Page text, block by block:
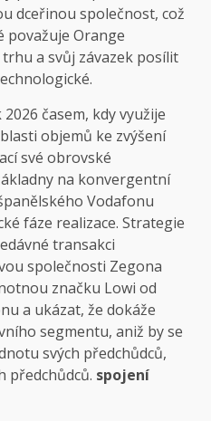
dceřinou společnost, což
považuje Orange
a svůj závazek posílit
časem, kdy využije
objemů ke zvýšení
své obrovské
na konvergentní
Vodafonu
fáze realizace. Strategie
transakci
společnosti Zegona
značku Lowi od
a ukázat, že dokáže
segmentu, aniž by se
svých předchůdců,
předchůdců. spojení